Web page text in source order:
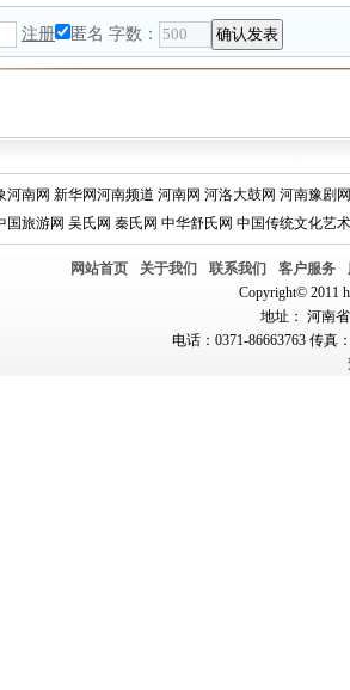
注册 匿名 字数：
河南网 新华网河南频道 河南网 河洛大鼓网 河南豫剧网
国旅游网 吴氏网 秦氏网 中华舒氏网 中国传统文化艺
网站首页 关于我们 联系我们 客户服务
Copyright© 2011
地址： 河南
电话：0371-86663763 传真